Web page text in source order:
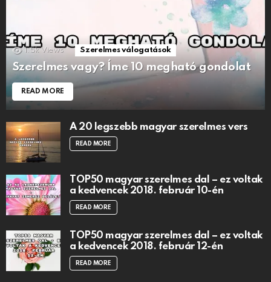
1.5k Views Szerelmes válogatások
Szerelmes vagy? Íme 10 megható gondolat
READ MORE
A 20 legszebb magyar szerelmes vers
READ MORE
TOP50 magyar szerelmes dal – ez voltak
a kedvencek 2018. február 10-én
READ MORE
TOP50 magyar szerelmes dal – ez voltak
a kedvencek 2018. február 12-én
READ MORE